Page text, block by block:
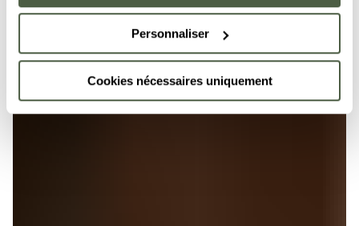
Personnaliser
Cookies nécessaires uniquement